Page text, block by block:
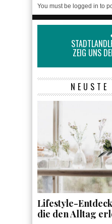
You must be logged in to
ZEIG UNS
Lifestyle-
die den Alltag